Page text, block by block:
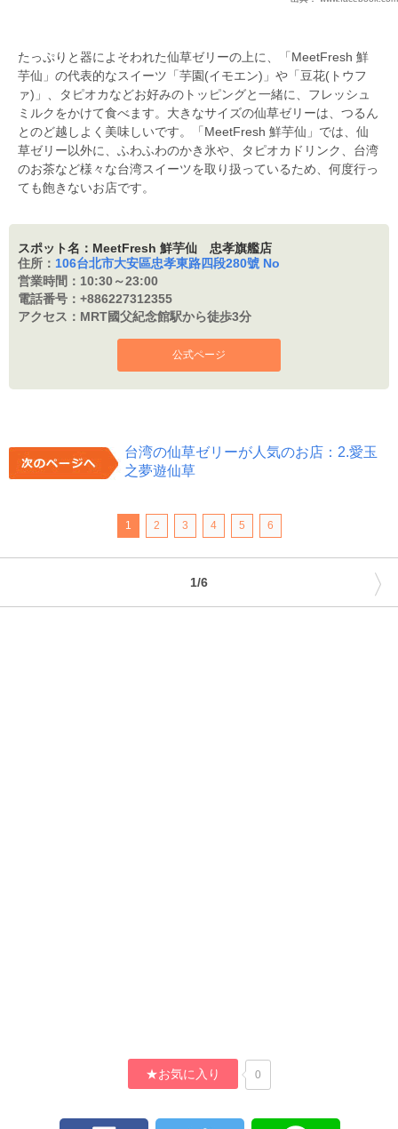
たっぷりと器によそわれた仙草ゼリーの上に、「MeetFresh 鮮
芋仙」の代表的なスイーツ「芋園(イモエン)」や「豆花(トウフ
ァ)」、タピオカなどお好みのトッピングと一緒に、フレッシュ
ミルクをかけて食べます。大きなサイズの仙草ゼリーは、つるん
とのど越しよく美味しいです。「MeetFresh 鮮芋仙」では、仙
草ゼリー以外に、ふわふわのかき氷や、タピオカドリンク、台湾
のお茶など様々な台湾スイーツを取り扱っているため、何度行っ
ても飽きないお店です。
スポット名：MeetFresh 鮮芋仙 忠孝旗艦店
住所： 106台北市大安區忠孝東路四段280號 No
営業時間： 10:30～23:00
電話番号： +886227312355
アクセス： MRT國父紀念館駅から徒歩3分
公式ページ
台湾の仙草ゼリーが人気のお店：2.愛玉
之夢遊仙草
1 2 3 4 5 6
1/6 〉
★お気に入り 0